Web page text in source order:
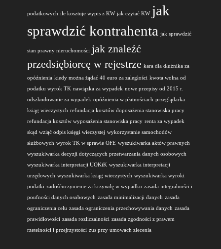
podatkowych ile kosztuje wypis z KW jak czytać KW jak
sprawdzić kontrahenta jak sprawdzić
stan prawny nieruchomości jak znaleźć
przedsiębiorcę w rejestrze kara dla dłużnika za
opóźnienia kiedy można żądać 40 euro za zaległości kwota wolna od
podatku wyrok TK nawiązka za wypadek nowe przepisy od 2015 r.
odszkodowanie za wypadek opóźnienia w płatnościach przeglądarka
ksiąg wieczystych refundacja kosztów doposażenia stanowiska pracy
refundacja kosztów wyposażenia stanowiska pracy renta za wypadek
skąd wziąć odpis księgi wieczystej wykorzystanie samochodów
służbowych wyrok TK w sprawie OFE wyszukiwarka aktów prawnych
wyszukiwarka decyzji dotyczących przetwarzania danych osobowych
wyszukiwarka interpretacji UOKiK wyszukiwarka interpretacji
urzędowych wyszukiwarka ksiąg wieczystych wyszukiwarka wyroki
podatki zadośćuczynienie za krzywdę w wypadku zasada integralności i
poufności danych osobowych zasada minimalizacji danych zasada
ograniczenia celu zasada ograniczenia przechowywania danych zasada
prawidłowości zasada rozliczalności zasada zgodności z prawem
rzetelności i przejrzystości zus przy umowach zlecenia